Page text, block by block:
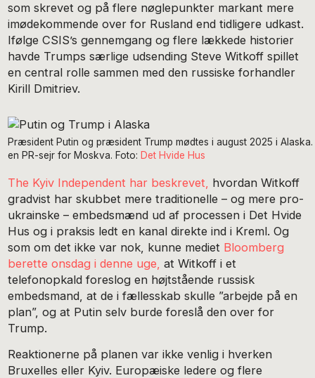
som skrevet og på flere nøglepunkter markant mere
imødekommende over for Rusland end tidligere udkast.
Ifølge CSIS’s gennemgang og flere lækkede historier
havde Trumps særlige udsending Steve Witkoff spillet
en central rolle sammen med den russiske forhandler
Kirill Dmitriev.
Præsident Putin og præsident Trump mødtes i august 2025 i
en PR-sejr for Moskva. Foto: Det Hvide Hus
The Kyiv Independent har beskrevet, hvordan Witkoff
gradvist har skubbet mere traditionelle – og mere pro-
ukrainske – embedsmænd ud af processen i Det Hvide
Hus og i praksis ledt en kanal direkte ind i Kreml. Og
som om det ikke var nok, kunne mediet Bloomberg
berette onsdag i denne uge, at Witkoff i et
telefonopkald foreslog en højtstående russisk
embedsmand, at de i fællesskab skulle ”arbejde på en
plan”, og at Putin selv burde foreslå den over for
Trump.
Reaktionerne på planen var ikke venlig i hverken
Bruxelles eller Kyiv. Europæiske ledere og flere